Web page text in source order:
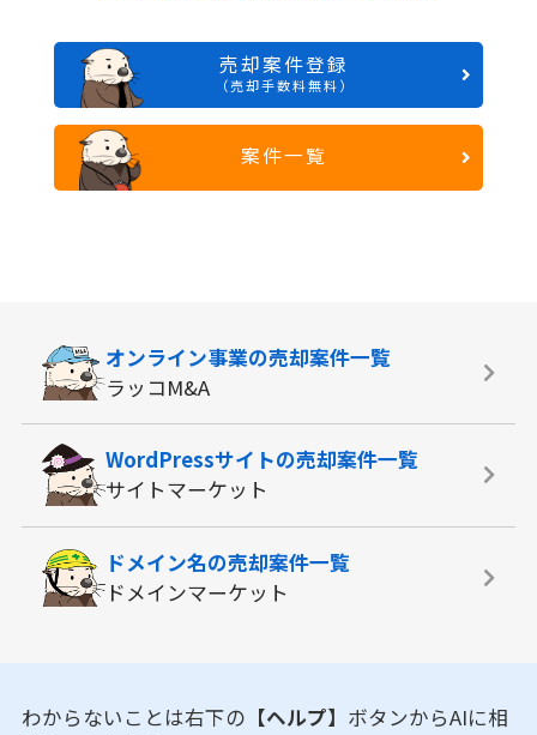
売却案件登録
（売却手数料無料）
案件一覧
オンライン事業の売却案件一覧
ラッコM&A
WordPressサイトの売却案件一覧
サイトマーケット
ドメイン名の売却案件一覧
ドメインマーケット
わからないことは右下の 【ヘルプ】 ボタンからAIに相